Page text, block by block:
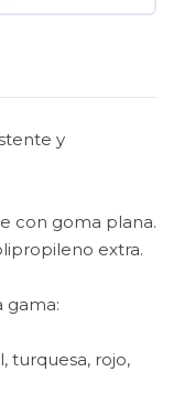
y
con goma plana.
extra.
gama:
turquesa, rojo,